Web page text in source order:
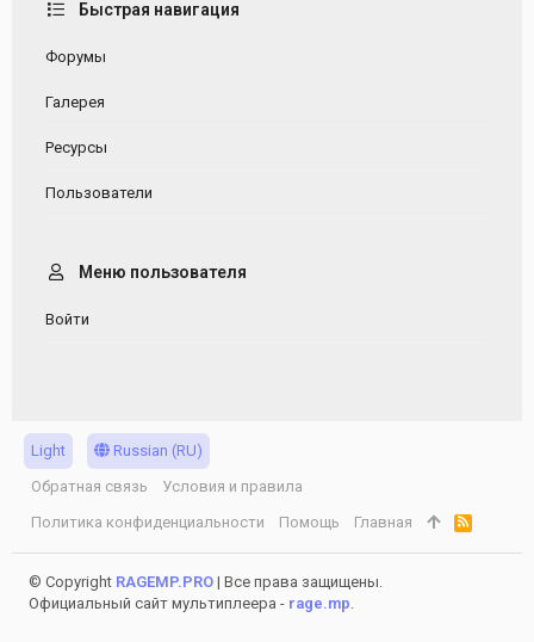
Быстрая навигация
Форумы
Галерея
Ресурсы
Пользователи
Меню пользователя
Войти
Light
Russian (RU)
Обратная связь
Условия и правила
Политика конфиденциальности
Помощь Главная
R
S
S
© Copyright RAGEMP.PRO | Все права защищены.
Официальный сайт мультиплеера - rage.mp.